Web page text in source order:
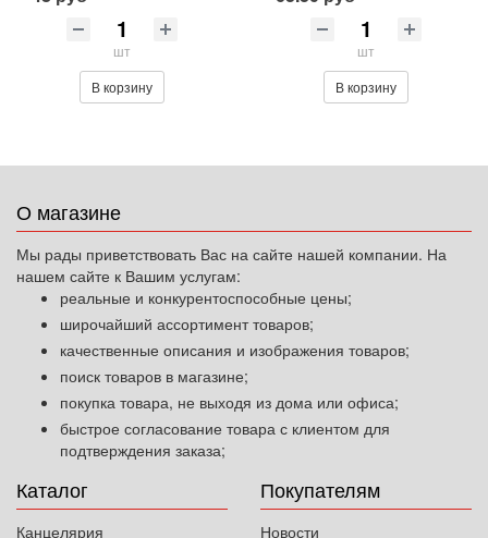
шт
В корзину
шт
В корзину
О магазине
Мы рады приветствовать Вас на сайте нашей компании. На
нашем сайте к Вашим услугам:
реальные и конкурентоспособные цены;
широчайший ассортимент товаров;
качественные описания и изображения товаров;
поиск товаров в магазине;
покупка товара, не выходя из дома или офиса;
быстрое согласование товара с клиентом для
подтверждения заказа;
Каталог
Канцелярия
Покупателям
Новости